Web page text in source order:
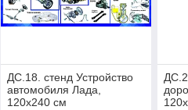
ДС.18. стенд Устройство
автомобиля Лада,
120х240 см